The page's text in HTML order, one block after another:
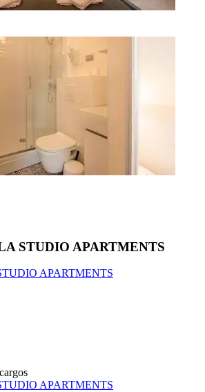
STUDIO APARTMENTS
APARTMENTS
APARTMENTS